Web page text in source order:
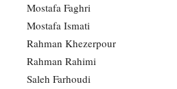
Mostafa Faghri
Mostafa Ismati
Rahman Khezerpour
Rahman Rahimi
Saleh Farhoudi